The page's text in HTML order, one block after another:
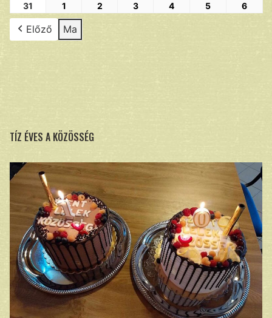
31
1 2 3 4 5 6
Előző Ma
TÍZ ÉVES A KÖZÖSSÉG